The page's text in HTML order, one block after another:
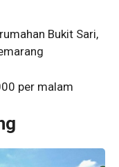
Bukit Sari,
per malam